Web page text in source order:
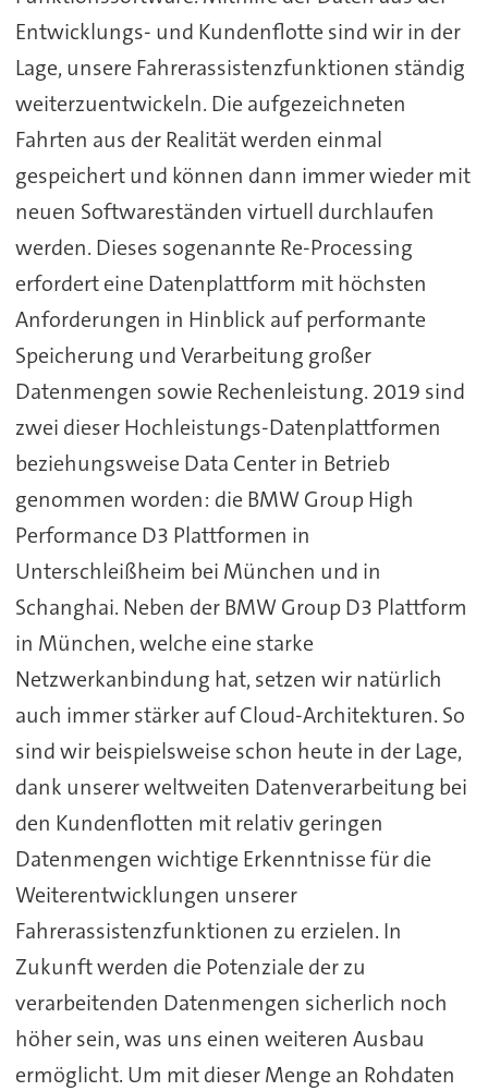
Entwicklungs- und Kundenflotte sind wir in der
Lage, unsere Fahrerassistenzfunktionen ständig
weiterzuentwickeln. Die aufgezeichneten
Fahrten aus der Realität werden einmal
gespeichert und können dann immer wieder mit
neuen Softwareständen virtuell durchlaufen
werden. Dieses sogenannte Re-Processing
erfordert eine Datenplattform mit höchsten
Anforderungen in Hinblick auf performante
Speicherung und Verarbeitung großer
Datenmengen sowie Rechenleistung. 2019 sind
zwei dieser Hochleistungs-Datenplattformen
beziehungsweise Data Center in Betrieb
genommen worden: die BMW Group High
Performance D3 Plattformen in
Unterschleißheim bei München und in
Schanghai. Neben der BMW Group D3 Plattform
in München, welche eine starke
Netzwerkanbindung hat, setzen wir natürlich
auch immer stärker auf Cloud-Architekturen. So
sind wir beispielsweise schon heute in der Lage,
dank unserer weltweiten Datenverarbeitung bei
den Kundenflotten mit relativ geringen
Datenmengen wichtige Erkenntnisse für die
Weiterentwicklungen unserer
Fahrerassistenzfunktionen zu erzielen. In
Zukunft werden die Potenziale der zu
verarbeitenden Datenmengen sicherlich noch
höher sein, was uns einen weiteren Ausbau
ermöglicht. Um mit dieser Menge an Rohdaten